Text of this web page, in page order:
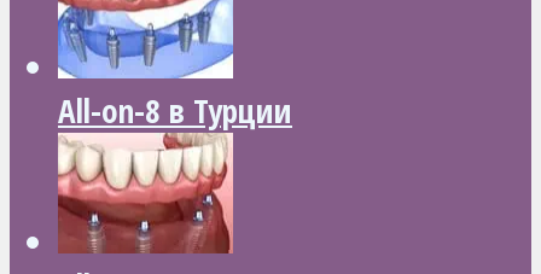
All-on-8 в Турции